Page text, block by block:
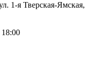
1-я Тверская-Ямская,